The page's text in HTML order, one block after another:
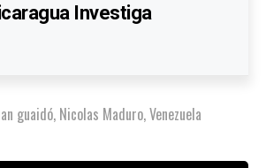
Investiga
guaidó, Nicolas Maduro,Venezuela